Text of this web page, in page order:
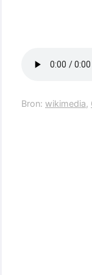
Bron: wikimedia,